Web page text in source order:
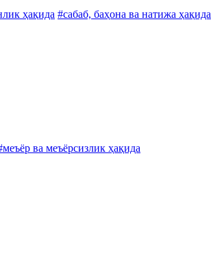
ҳақида #сабаб, баҳона ва натижа ҳақида
ва меъёрсизлик ҳақида